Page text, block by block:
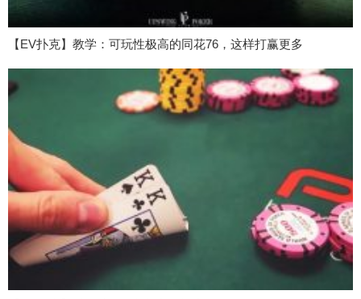
【EV扑克】教学：可玩性极高的同花76，这样打赢更多